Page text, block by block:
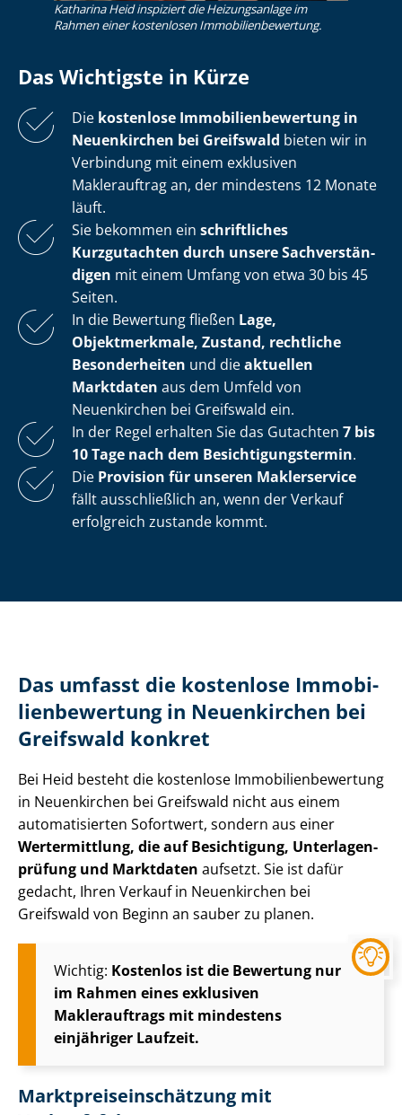
Katharina Heid inspiziert die Heizungsanlage im
Rahmen einer kostenlosen Im­mo­bi­li­en­be­wer­tung.
Das Wichtigste in Kürze
Die kostenlose Im­mo­bi­li­en­be­wer­tung in
Neuenkirchen bei Greifswald bieten wir in
Verbindung mit einem exklusiven
Maklerauftrag an, der mindestens 12 Monate
läuft.
Sie bekommen ein schriftliches
Kurzgutachten durch unsere Sach­ver­stän­
di­gen mit einem Umfang von etwa 30 bis 45
Seiten.
In die Bewertung fließen Lage,
Objektmerkmale, Zustand, rechtliche
Besonderheiten und dieaktuellen
Marktdaten aus dem Umfeld von
Neuenkirchen bei Greifswald ein.
In der Regel erhalten Sie das Gutachten 7 bis
10 Tage nach dem Be­sich­ti­gungs­ter­min.
Die Provision für unseren Maklerservice
fällt ausschließlich an, wenn der Verkauf
erfolgreich zustande kommt.
Das umfasst die kostenlose Im­mo­bi­
li­en­be­wer­tung in Neuenkirchen bei
Greifswald konkret
Bei Heid besteht die kostenlose Im­mo­bi­li­en­be­wer­tung
in Neuenkirchen bei Greifswald nicht aus einem
automatisierten Sofortwert, sondern aus einer
Wertermittlung, die auf Besichtigung, Un­ter­la­gen­
prü­fung und Marktdaten aufsetzt. Sie ist dafür
gedacht, Ihren Verkauf in Neuenkirchen bei
Greifswald von Beginn an sauber zu planen.
Wichtig: Kostenlos ist die Bewertung nur
im Rahmen eines exklusiven
Maklerauftrags mit mindestens
einjähriger Laufzeit.
Markt­preis­ein­schät­zung mit